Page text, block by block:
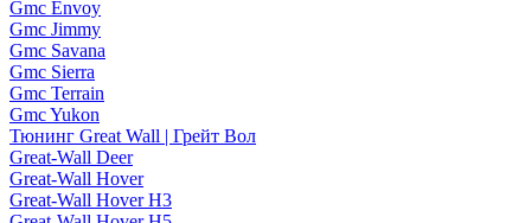
Gmc Envoy
Gmc Jimmy
Gmc Savana
Gmc Sierra
Gmc Terrain
Gmc Yukon
Тюнинг Great Wall | Грейт Вол
Great-Wall Deer
Great-Wall Hover
Great-Wall Hover H3